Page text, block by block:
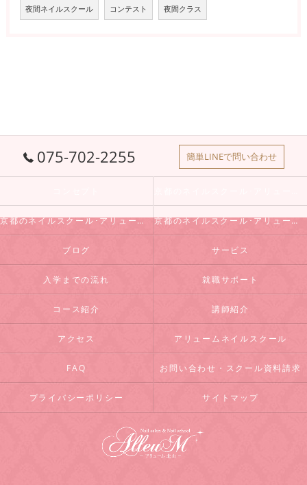
夜間ネイルスクール コンテスト 夜間クラス
075-702-2255 簡単LINEで問い合わせ
京都のネイルスクール･アリュームネイルスクールの評判 京都のネイルスクール･アリュームネイルスクールのお客様の声
ブログ サービス
入学までの流れ 就職サポート
コース紹介 講師紹介
アクセス アリュームネイルスクール
FAQ お問い合わせ・スクール資料請求
プライバシーポリシー サイトマップ